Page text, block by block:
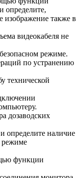
определите,
изображение также в
видеокабеля не
режиме.
по устранению
технической
дозаводских
определите наличие
режиме
функции